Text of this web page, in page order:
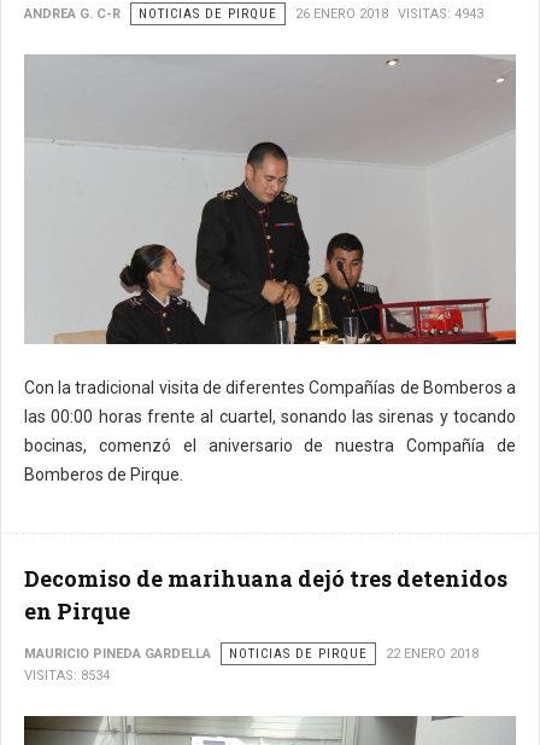
ANDREA G. C-R NOTICIAS DE PIRQUE 26 ENERO 2018 VISITAS: 4943
Con la tradicional visita de diferentes Compañías de Bomberos a
las 00:00 horas frente al cuartel, sonando las sirenas y tocando
bocinas, comenzó el aniversario de nuestra Compañía de
Bomberos de Pirque.
Decomiso de marihuana dejó tres detenidos
en Pirque
MAURICIO PINEDA GARDELLA NOTICIAS DE PIRQUE
22 ENERO 2018
VISITAS: 8534